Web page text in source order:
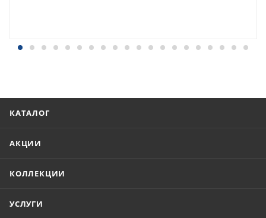
КАТАЛОГ
АКЦИИ
КОЛЛЕКЦИИ
УСЛУГИ